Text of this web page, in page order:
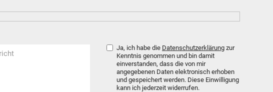
Ja, ich habe die Datenschutzerklärungzur
Kenntnis genommen und bin damit
einverstanden, dass die von mir
angegebenen Daten elektronisch erhoben
und gespeichert werden. Diese Einwilligung
kann ich jederzeit widerrufen.